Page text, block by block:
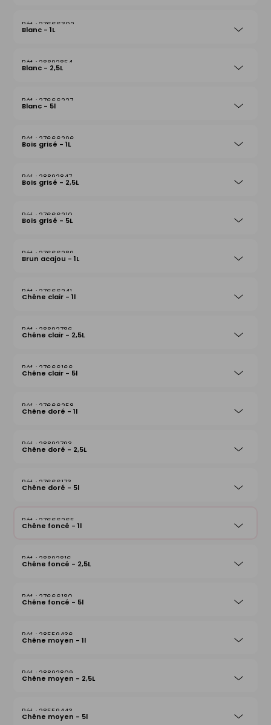
27666302
Blanc - 1L
28892854
Blanc - 2,5L
27666227
Blanc - 5l
27666296
Bois grisé - 1L
28892847
Bois grisé - 2,5L
27666210
Bois grisé - 5L
27666289
Brun acajou - 1L
27666241
Chêne clair - 1l
28892786
Chêne clair - 2,5L
27666166
Chêne clair - 5l
27666258
Chêne doré - 1l
28892793
Chêne doré - 2,5L
27666173
Chêne doré - 5l
27666265
Chêne foncé - 1l
28892816
Chêne foncé - 2,5L
27666180
Chêne foncé - 5l
28559436
Chêne moyen - 1l
28892809
Chêne moyen - 2,5L
28559443
Chêne moyen - 5l